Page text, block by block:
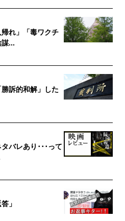
帰れ」「毒ワクチ
...
訴的和解」した
バレあり･･･って
」